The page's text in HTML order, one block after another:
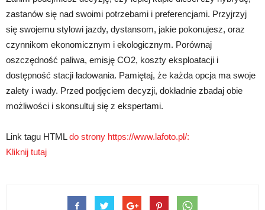
zastanów się nad swoimi potrzebami i preferencjami. Przyjrzyj
się swojemu stylowi jazdy, dystansom, jakie pokonujesz, oraz
czynnikom ekonomicznym i ekologicznym. Porównaj
oszczędność paliwa, emisję CO2, koszty eksploatacji i
dostępność stacji ładowania. Pamiętaj, że każda opcja ma swoje
zalety i wady. Przed podjęciem decyzji, dokładnie zbadaj obie
możliwości i skonsultuj się z ekspertami.
Link tagu HTMLdo strony https://www.lafoto.pl/:
Kliknij tutaj